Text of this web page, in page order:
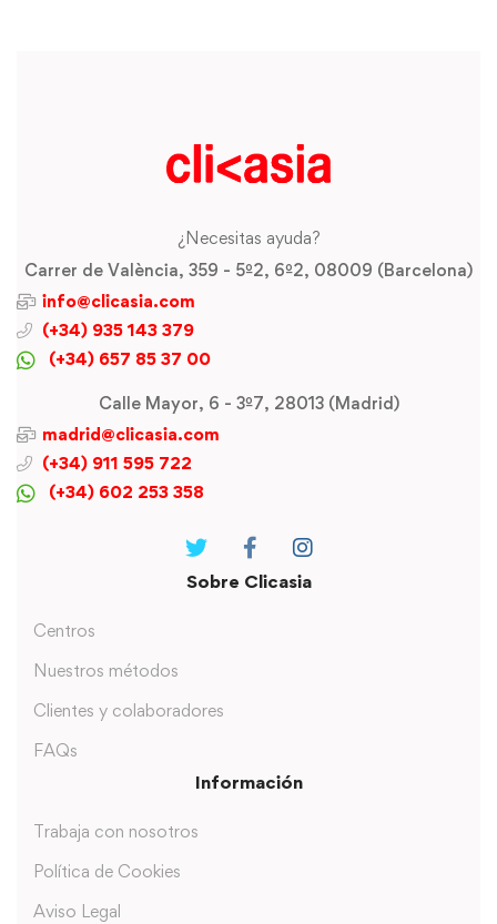
¿Necesitas ayuda?
Carrer de València, 359 - 5º2, 6º2, 08009 (Barcelona)
info@clicasia.com
(+34) 935 143 379
(+34) 657 85 37 00
Calle Mayor, 6 - 3º7, 28013 (Madrid)
madrid@clicasia.com
(+34) 911 595 722
(+34) 602 253 358
Sobre Clicasia
Centros
Nuestros métodos
Clientes y colaboradores
FAQs
Información
Trabaja con nosotros
Política de Cookies
Aviso Legal